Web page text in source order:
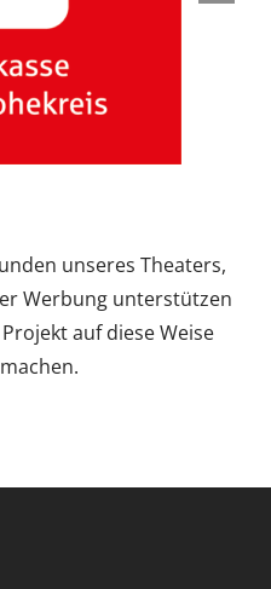
unseres Theaters,
Werbung unterstützen
auf diese Weise